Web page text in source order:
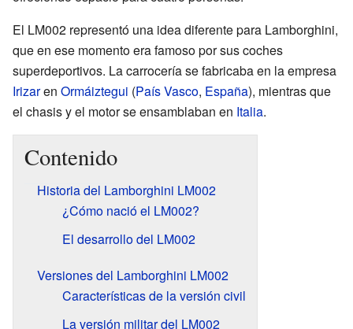
El LM002 representó una idea diferente para Lamborghini,
que en ese momento era famoso por sus coches
superdeportivos. La carrocería se fabricaba en la empresa
Irizaren Ormáiztegui (País Vasco, España), mientras que
el chasis y el motor se ensamblaban en Italia.
Contenido
Historia del Lamborghini LM002
¿Cómo nació el LM002?
El desarrollo del LM002
Versiones del Lamborghini LM002
Características de la versión civil
La versión militar del LM002